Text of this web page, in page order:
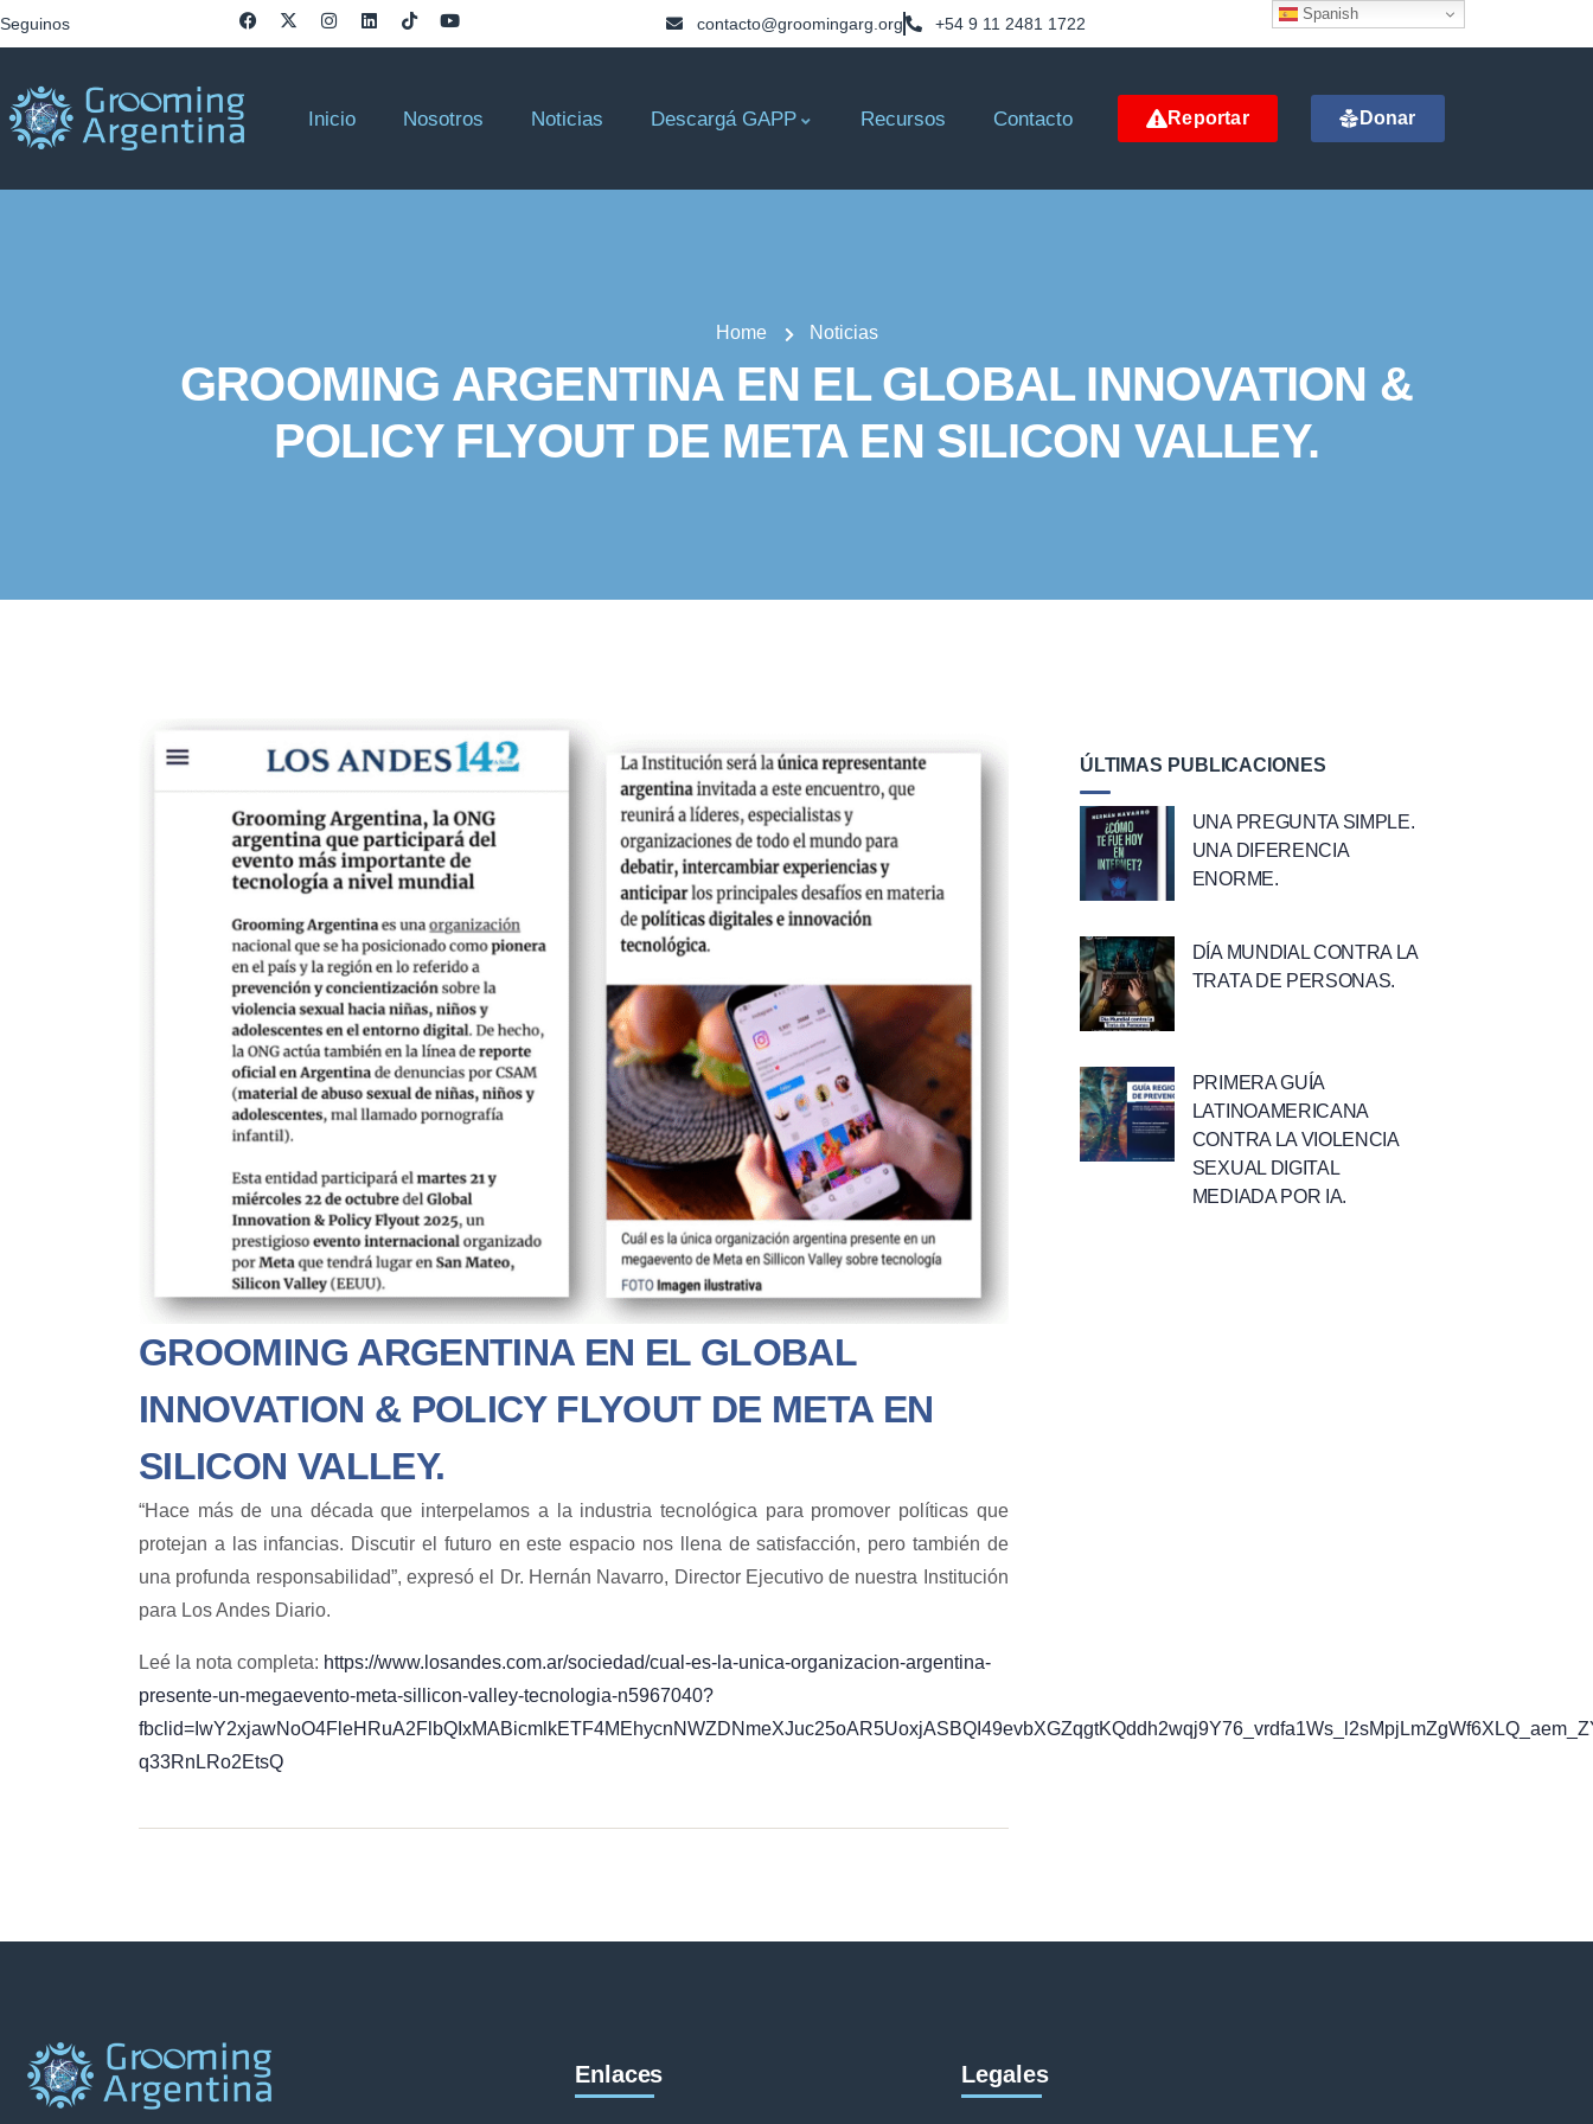
Seguinos contacto@groomingarg.org +54 9 11 2481 1722
Inicio Nosotros Noticias Descargá GAPP Recursos Contacto Reportar Donar
Home Noticias
GROOMING ARGENTINA EN EL GLOBAL INNOVATION &
POLICY FLYOUT DE META EN SILICON VALLEY.
GROOMING ARGENTINA EN EL GLOBAL
INNOVATION & POLICY FLYOUT DE META EN
SILICON VALLEY.
“Hace más de una década que interpelamos a la industria tecnológica para promover políticas que
protejan a las infancias. Discutir el futuro en este espacio nos llena de satisfacción, pero también de
una profunda responsabilidad”, expresó el Dr. Hernán Navarro, Director Ejecutivo de nuestra Institución
para Los Andes Diario.
Leé la nota completa: https://www.losandes.com.ar/sociedad/cual-es-la-unica-organizacion-argentina-
presente-un-megaevento-meta-sillicon-valley-tecnologia-n5967040?
q33RnLRo2EtsQ
ÚLTIMAS PUBLICACIONES
UNA PREGUNTA SIMPLE.
UNA DIFERENCIA
ENORME.
DÍA MUNDIAL CONTRA LA
TRATA DE PERSONAS.
PRIMERA GUÍA
LATINOAMERICANA
CONTRA LA VIOLENCIA
SEXUAL DIGITAL
MEDIADA POR IA.
Enlaces Legales
Spanish